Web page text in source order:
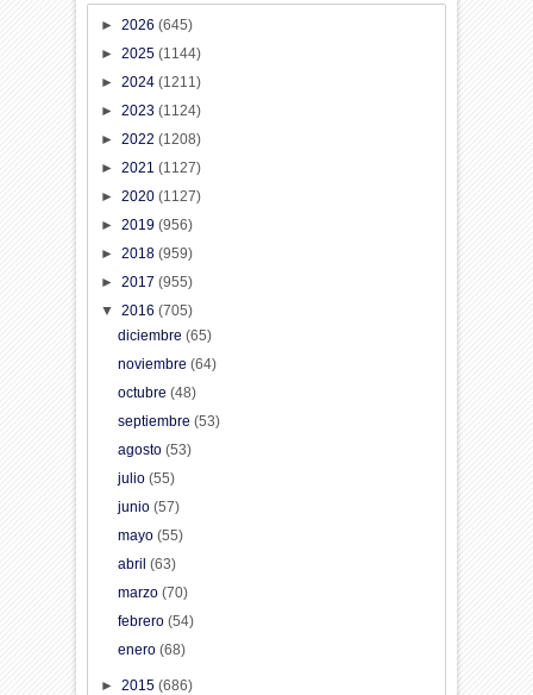
►2026(645)
►2025(1144)
►2024(1211)
►2023(1124)
►2022(1208)
►2021(1127)
►2020(1127)
►2019(956)
►2018(959)
►2017(955)
▼2016(705)
diciembre (65)
noviembre (64)
octubre (48)
septiembre (53)
agosto (53)
julio (55)
junio (57)
mayo (55)
abril (63)
marzo (70)
febrero (54)
enero (68)
►2015(686)